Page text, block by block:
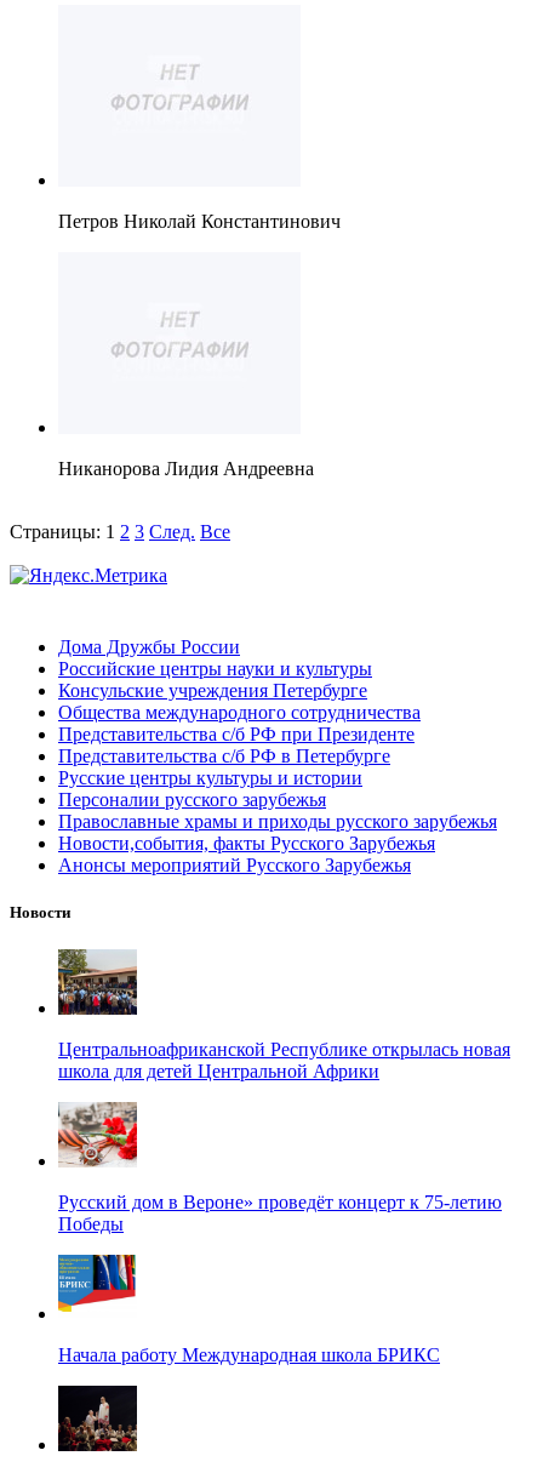
Петров Николай Константинович
Никанорова Лидия Андреевна
Страницы: 1 2 3 След. Все
Дома Дружбы России
Российские центры науки и культуры
Консульские учреждения Петербурге
Общества международного сотрудничества
Представительства с/б РФ при Президенте
Представительства с/б РФ в Петербурге
Русские центры культуры и истории
Персоналии русского зарубежья
Православные храмы и приходы русского зарубежья
Новости,события, факты Русского Зарубежья
Анонсы мероприятий Русского Зарубежья
Новости
Центральноафриканской Республике открылась новая
школа для детей Центральной Африки
Русский дом в Вероне» проведёт концерт к 75-летию
Победы
Начала работу Международная школа БРИКС